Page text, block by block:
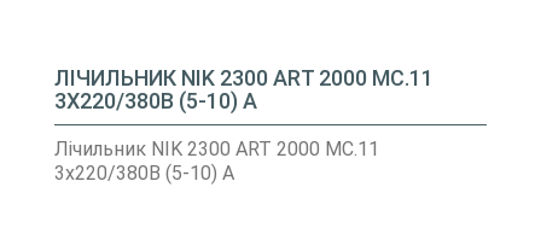
ЛІЧИЛЬНИК NIK 2300 АRT 2000 МС.11
3Х220/380В (5-10) A
Лічильник NIK 2300 АRT 2000 МС.11
3х220/380В (5-10) A